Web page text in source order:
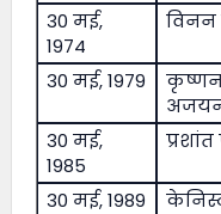
30 मई,
1974
विनन
30 मई, 1979
30 मई,
1985
30 मई, 1989